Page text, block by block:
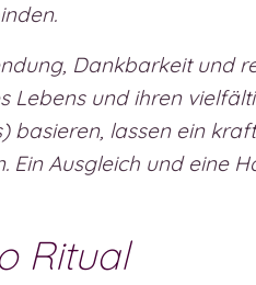
Dankbarkeit und
Lebens und ihren
basieren, lassen ein
Ein Ausgleich und eine
Ritual